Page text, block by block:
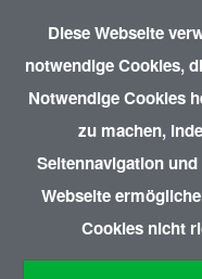
Diese Webseite
notwendige Cookies,
Notwendige Cookies
zu machen,
Seitennavigation
Webseite
Cookies nicht